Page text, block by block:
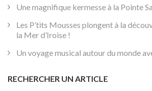
Une magnifique kermesse à la Pointe
Les P’tits Mousses plongent à la
la Mer d’Iroise !
Un voyage musical autour du monde
RECHERCHER UN ARTICLE